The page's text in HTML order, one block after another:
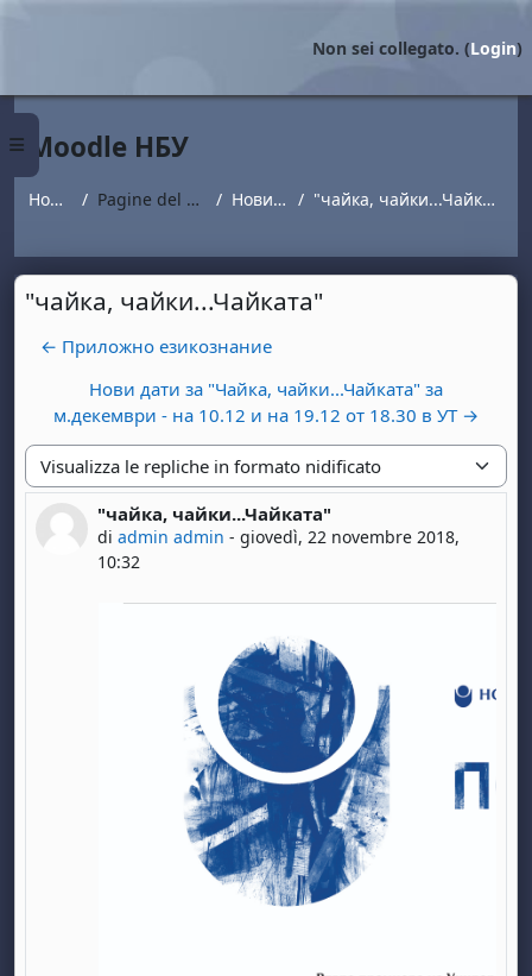
Pannello laterale
Non sei collegato. (Login)
Moodle НБУ
Home Pagine del sito Новини "чайка, чайки...Чайката"
"чайка, чайки...Чайката"
← Приложно езикознание
Нови дати за "Чайка, чайки...Чайката" за
м.декември - на 10.12 и на 19.12 от 18.30 в УТ →
Modalità visualizzazione
"чайка, чайки...Чайката"
di admin admin - giovedì, 22 novembre 2018,
10:32
Numero di risposte: 0